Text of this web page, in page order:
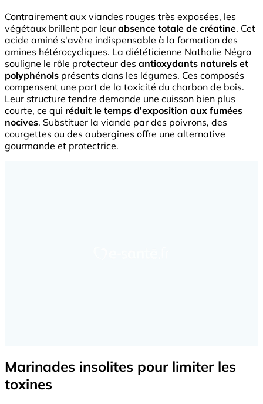
Contrairement aux viandes rouges très exposées, les
végétaux brillent par leur absence totale de créatine. Cet
acide aminé s'avère indispensable à la formation des
amines hétérocycliques. La diététicienne Nathalie Négro
souligne le rôle protecteur des antioxydants naturels et
polyphénols présents dans les légumes. Ces composés
compensent une part de la toxicité du charbon de bois.
Leur structure tendre demande une cuisson bien plus
courte, ce qui réduit le temps d'exposition aux fumées
nocives. Substituer la viande par des poivrons, des
courgettes ou des aubergines offre une alternative
gourmande et protectrice.
Marinades insolites pour limiter les
toxines